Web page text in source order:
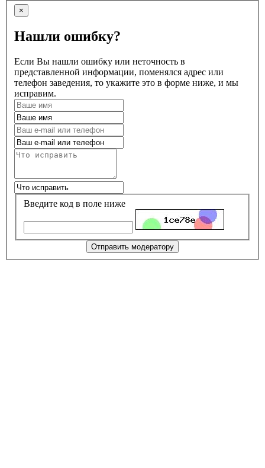
×
Нашли ошибку?
Если Вы нашли ошибку или неточность в
представленной информации, поменялся адрес или
телефон заведения, то укажите это в форме ниже, и мы
исправим.
Введите код в поле ниже
Отправить модератору